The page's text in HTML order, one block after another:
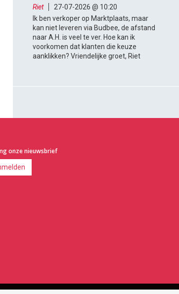
Riet
27-07-2026 @ 10:20
Ik ben verkoper op Marktplaats, maar
kan niet leveren via Budbee, de afstand
naar A.H. is veel te ver. Hoe kan ik
voorkomen dat klanten die keuze
aanklikken? Vriendelijke groet, Riet
onze nieuwsbrief